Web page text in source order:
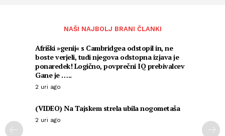
NAŠI NAJBOLJ BRANI ČLANKI
Afriški »genij« s Cambridgea odstopil in, ne
boste verjeli, tudi njegova odstopna izjava je
ponaredek! Logično, povprečni IQ prebivalcev
Gane je …..
2 uri ago
(VIDEO) Na Tajskem strela ubila nogometaša
2 uri ago